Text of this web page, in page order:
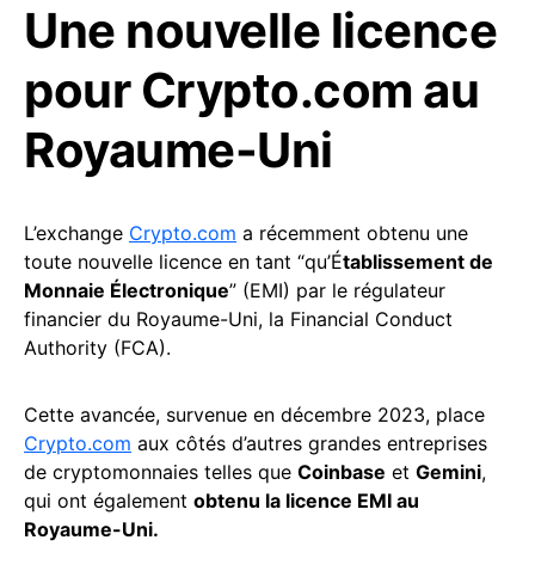
Une nouvelle licence
pour Crypto.com au
Royaume-Uni
L’exchange Crypto.com a récemment obtenu une
toute nouvelle licence en tant “qu’Établissement de
Monnaie Électronique” (EMI) par le régulateur
financier du Royaume-Uni, la Financial Conduct
Authority (FCA).
Cette avancée, survenue en décembre 2023, place
Crypto.com aux côtés d’autres grandes entreprises
de cryptomonnaies telles que Coinbase et Gemini,
qui ont également obtenu la licence EMI au
Royaume-Uni.